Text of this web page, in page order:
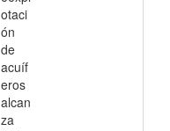
otaci
ón
de
acuíf
eros
alcan
za